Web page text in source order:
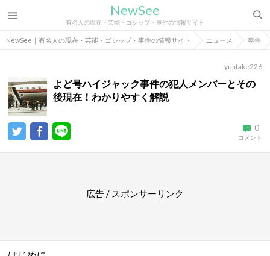
NewSee
有名人の現在・芸能・ゴシップ・事件の情報サイト
NewSee｜有名人の現在・芸能・ゴシップ・事件の情報サイト ニュース 事件
yujitake226
よど号ハイジャック事件の犯人メンバーとその
後現在！わかりやすく解説
0
コメント
広告 / スポンサーリンク